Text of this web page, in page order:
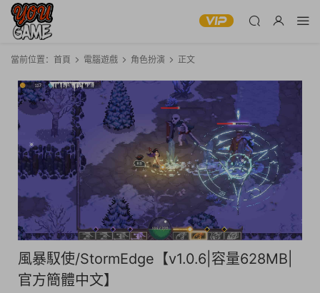
當前位置： 首頁 電腦遊戲 角色扮演 正文
風暴馭使/StormEdge【v1.0.6|容量628MB|
官方簡體中文】